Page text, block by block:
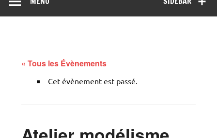
« Tous les Évènements
Cet évènement est passé.